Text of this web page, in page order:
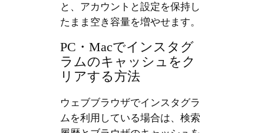
と、アカウントと設定を保持し
たまま空き容量を増やせます。
PC・Macでインスタグ
ラムのキャッシュをク
リアする方法
ウェブブラウザでインスタグラ
ムを利用している場合は、検索